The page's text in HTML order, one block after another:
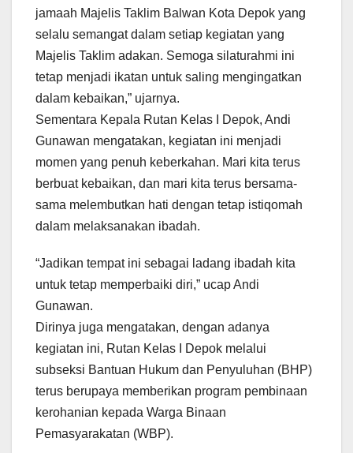
jamaah Majelis Taklim Balwan Kota Depok yang
selalu semangat dalam setiap kegiatan yang
Majelis Taklim adakan. Semoga silaturahmi ini
tetap menjadi ikatan untuk saling mengingatkan
dalam kebaikan,” ujarnya.
Sementara Kepala Rutan Kelas I Depok, Andi
Gunawan mengatakan, kegiatan ini menjadi
momen yang penuh keberkahan. Mari kita terus
berbuat kebaikan, dan mari kita terus bersama-
sama melembutkan hati dengan tetap istiqomah
dalam melaksanakan ibadah.
“Jadikan tempat ini sebagai ladang ibadah kita
untuk tetap memperbaiki diri,” ucap Andi
Gunawan.
Dirinya juga mengatakan, dengan adanya
kegiatan ini, Rutan Kelas I Depok melalui
subseksi Bantuan Hukum dan Penyuluhan (BHP)
terus berupaya memberikan program pembinaan
kerohanian kepada Warga Binaan
Pemasyarakatan (WBP).